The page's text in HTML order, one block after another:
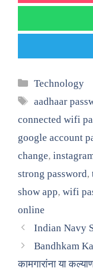
Categories
Technology
Tags
aadhaar
connected wifi
google account
change,
strong password,
show app, wifi
online
Indian Navy
Bandhkam
कामगारांना या